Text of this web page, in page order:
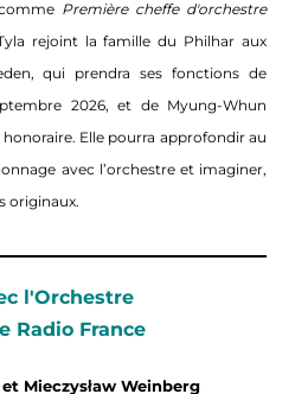
Première cheffe d'orchestre
rejoint la famille du Philhar aux
qui prendra ses fonctions de
2026, et de Myung-Whun
Elle pourra approfondir au
avec l’orchestre et imaginer,
originaux.
l'Orchestre
Radio France
Mieczysław Weinberg